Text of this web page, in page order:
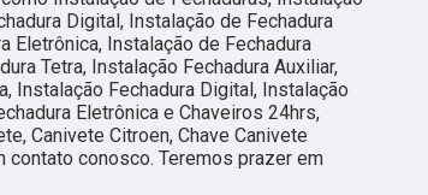
Digital, Instalação de Fechadura
Eletrônica, Instalação de Fechadura
Tetra, Instalação Fechadura Auxiliar,
Instalação Fechadura Digital, Instalação
Eletrônica e Chaveiros 24hrs,
Canivete Citroen, Chave Canivete
contato conosco. Teremos prazer em